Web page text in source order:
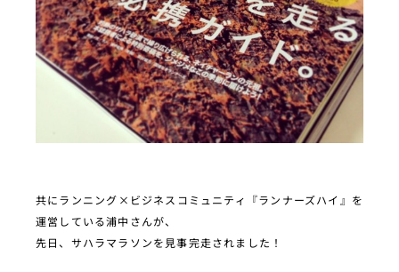
共にランニング×ビジネスコミュニティ『ランナーズハイ』を
運営している浦中さんが、
先日、サハラマラソンを見事完走されました！